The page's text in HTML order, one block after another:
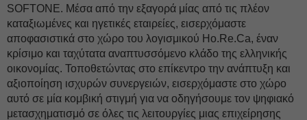
SOFTONE. Μέσα από την εξαγορά μίας από τις πλέον
καταξιωμένες και ηγετικές εταιρείες, εισερχόμαστε
αποφασιστικά στο χώρο του λογισμικού Ho.Re.Ca, έναν
κρίσιμο και ταχύτατα αναπτυσσόμενο κλάδο της ελληνικής
οικονομίας. Τοποθετώντας στο επίκεντρο την ανάπτυξη και
αξιοποίηση ισχυρών συνεργειών, εισερχόμαστε στο χώρο
αυτό σε μία κομβική στιγμή για να οδηγήσουμε τον ψηφιακό
μετασχηματισμό σε όλες τις λειτουργίες μιας επιχείρησης